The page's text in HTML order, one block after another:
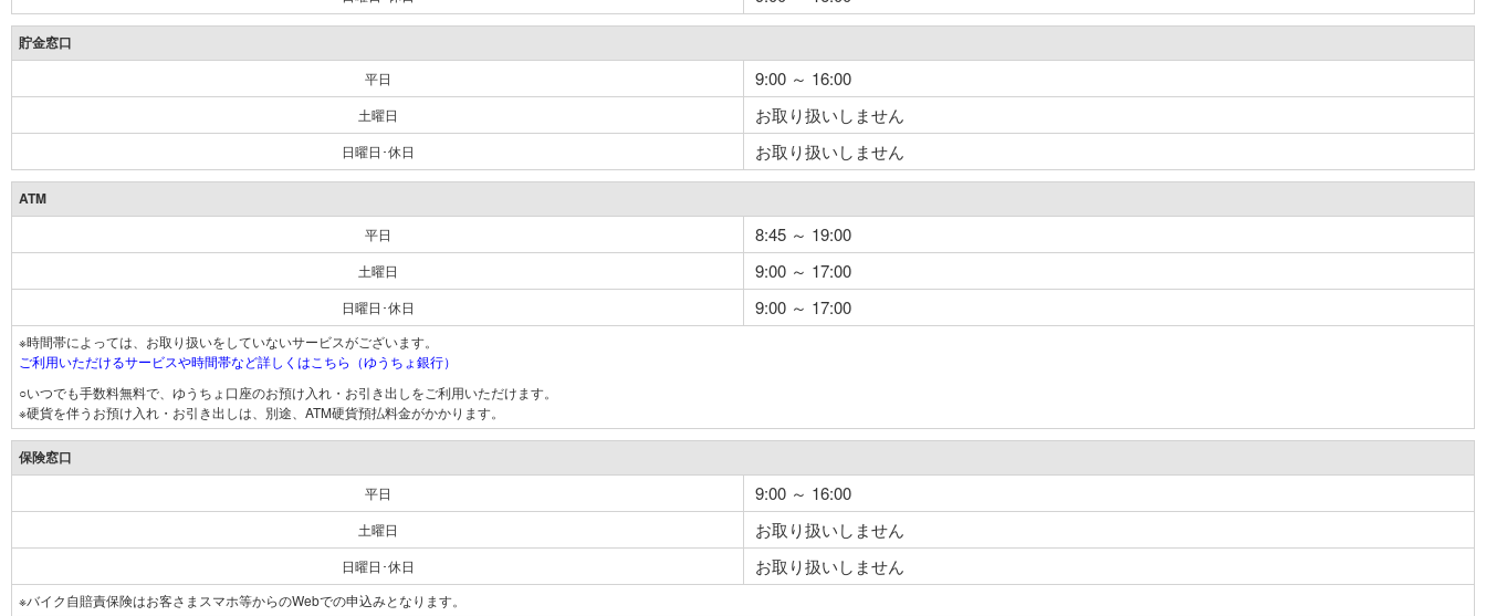
貯金窓口
平日 9:00 ～ 16:00
土曜日 お取り扱いしません
日曜日･休日 お取り扱いしません
ATM
平日 8:45 ～ 19:00
土曜日 9:00 ～ 17:00
日曜日･休日 9:00 ～ 17:00
※時間帯によっては、お取り扱いをしていないサービスがございます。
ご利用いただけるサービスや時間帯など詳しくはこちら（ゆうちょ銀行）
○いつでも手数料無料で、ゆうちょ口座のお預け入れ・お引き出しをご利用いただけます。
※硬貨を伴うお預け入れ・お引き出しは、別途、ATM硬貨預払料金がかかります。
保険窓口
平日 9:00 ～ 16:00
土曜日 お取り扱いしません
日曜日･休日 お取り扱いしません
※バイク自賠責保険はお客さまスマホ等からのWebでの申込みとなります。